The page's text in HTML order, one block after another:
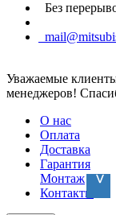
Без
Уважаемые
менеджеров!
О нас
Оплата
Доставка
Гарантия
Монтаж
Контакты